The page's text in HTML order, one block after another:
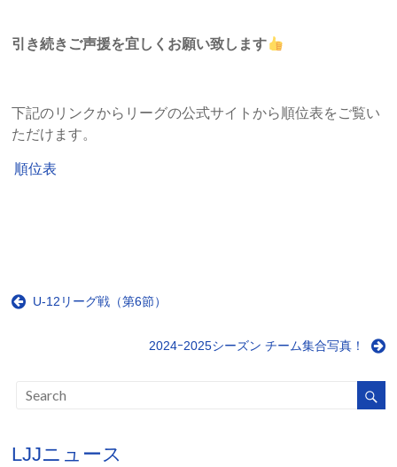
引き続きご声援を宜しくお願い致します
下記のリンクからリーグの公式サイトから順位表をご覧い
ただけます。
順位表
U‐12リーグ戦（第6節）
2024ｰ2025シーズン チーム集合写真！
LJJニュース